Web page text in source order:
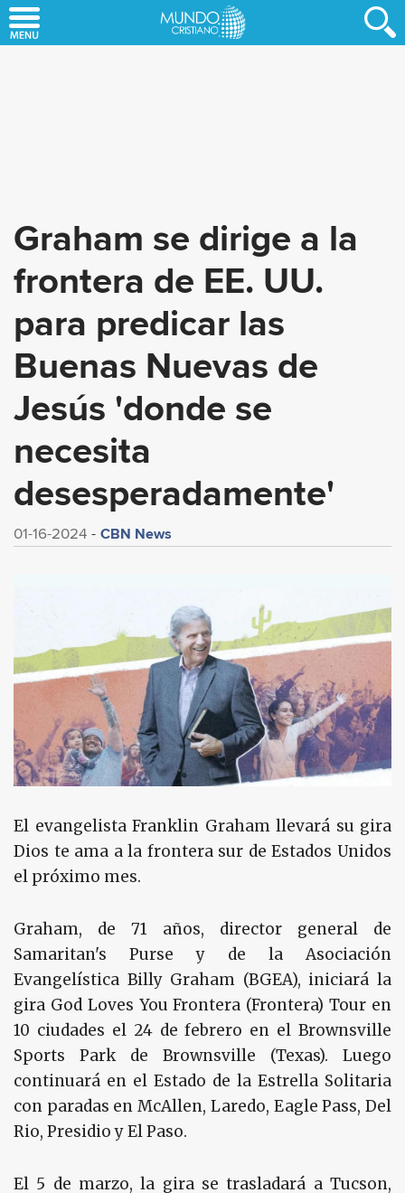
to
Graham se dirige a la
frontera de EE. UU.
para predicar las
Buenas Nuevas de
Jesús 'donde se
necesita
desesperadamente'
01-16-2024 CBN News
El evangelista Franklin Graham llevará su gira
Dios te ama a la frontera sur de Estados Unidos
el próximo mes.
Graham, de 71 años, director general de
Samaritan's Purse y de la Asociación
Evangelística Billy Graham (BGEA), iniciará la
gira God Loves You Frontera (Frontera) Tour en
10 ciudades el 24 de febrero en el Brownsville
Sports Park de Brownsville (Texas). Luego
continuará en el Estado de la Estrella Solitaria
con paradas en McAllen, Laredo, Eagle Pass, Del
Rio, Presidio y El Paso.
El 5 de marzo, la gira se trasladará a Tucson,